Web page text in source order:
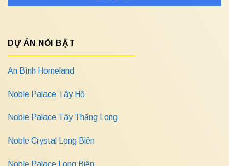
DỰ ÁN NỔI BẬT
An Bình Homeland
Noble Palace Tây Hồ
Noble Palace Tây Thăng Long
Noble Crystal Long Biên
Noble Palace Long Biên